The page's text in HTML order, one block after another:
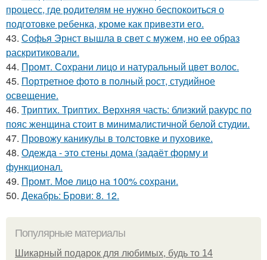
процесс, где родителям не нужно беспокоиться о
подготовке ребенка, кроме как привезти его.
43. Софья Эрнст вышла в свет с мужем, но ее образ
раскритиковали.
44. Промт. Сохрани лицо и натуральный цвет волос.
45. Портретное фото в полный рост, студийное
освещение.
46. Триптих. Триптих. Верхняя часть: близкий ракурс по
пояс женщина стоит в минималистичной белой студии.
47. Провожу каникулы в толстовке и пуховике.
48. Одежда - это стены дома (задаёт форму и
функционал.
49. Промт. Мое лицо на 100% сохрани.
50. Декабрь: Брови: 8. 12.
Популярные материалы
Шикарный подарок для любимых, будь то 14